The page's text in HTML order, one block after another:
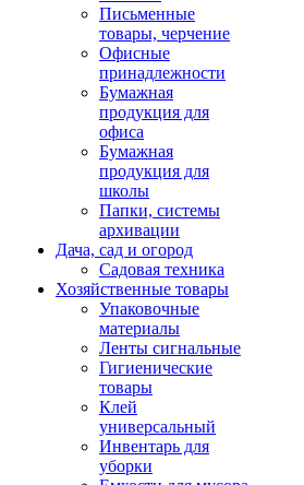
Письменные
товары, черчение
Офисные
принадлежности
Бумажная
продукция для
офиса
Бумажная
продукция для
школы
Папки, системы
архивации
Дача, сад и огород
Садовая техника
Хозяйственные товары
Упаковочные
материалы
Ленты сигнальные
Гигиенические
товары
Клей
универсальный
Инвентарь для
уборки